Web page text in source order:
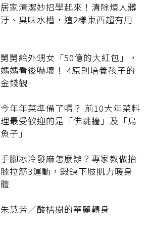
居家清潔妙招學起來！清除煩人髒
汙、臭味水槽，這2樣東西超有用
舅舅給外甥女「50億的大紅包」，
媽媽看後嚇壞！ 4原則培養孩子的
金錢觀
今年年菜準備了嗎？ 前10大年菜料
理最受歡迎的是「佛跳牆」及「烏
魚子」
手腳冰冷發麻怎麼辦？專家教做抬
膝拉筋3運動，鍛鍊下肢肌力暖身
體
朱慧芳／酸桔樹的華麗轉身